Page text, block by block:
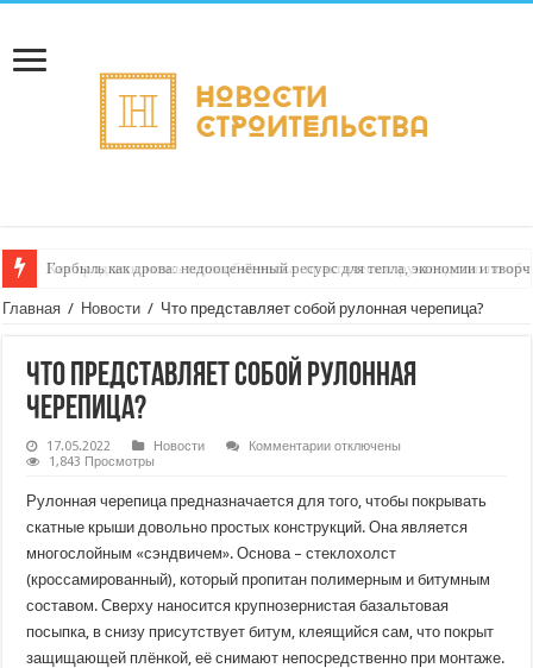
Горбыль как дрова: недооценённый ресурс для тепла, экономии и
Главная / Новости / Что представляет собой рулонная черепица?
Что представляет собой рулонная
черепица?
17.05.2022 Новости Комментариик
собой
рулонная
черепица?
отключены
1,843 Просмотры
Рулонная черепица предназначается для того, чтобы покрывать
скатные крыши довольно простых конструкций. Она является
многослойным «сэндвичем». Основа – стеклохолст
(кроссамированный), который пропитан полимерным и битумным
составом. Сверху наносится крупнозернистая базальтовая
посыпка, в снизу присутствует битум, клеящийся сам, что покрыт
защищающей плёнкой, её снимают непосредственно при монтаже.